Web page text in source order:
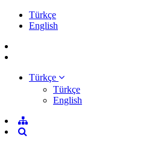
Türkçe
English
Türkçe
Türkçe
English